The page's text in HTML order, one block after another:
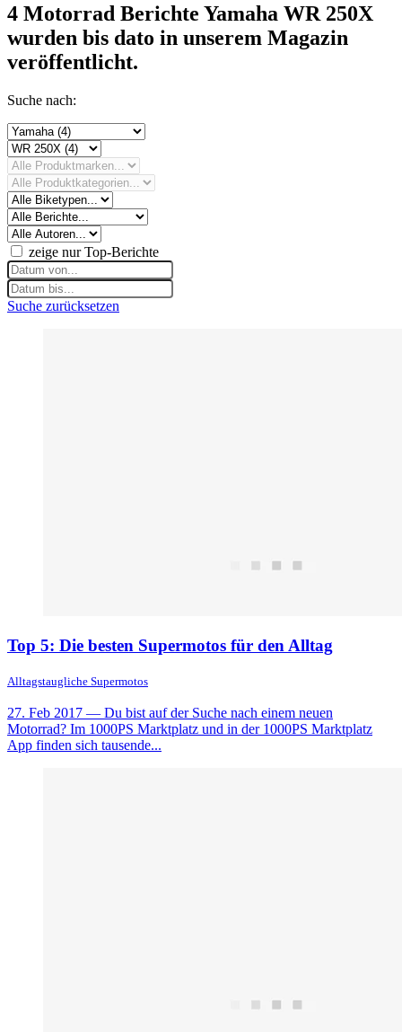
4 Motorrad Berichte Yamaha WR 250X
wurden bis dato in unserem Magazin
veröffentlicht.
Suche nach:
zeige nur Top-Berichte
Suche zurücksetzen
Top 5: Die besten Supermotos für den Alltag
Alltagstaugliche Supermotos
27. Feb 2017 — Du bist auf der Suche nach einem neuen
Motorrad? Im 1000PS Marktplatz und in der 1000PS Marktplatz
App finden sich tausende...